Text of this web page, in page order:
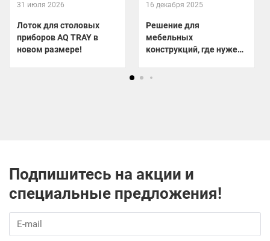
31 июля 2026
Лоток для столовых
приборов AQ TRAY в
новом размере!
16 декабря 2025
Решение для
мебельных
конструкций, где нужен
Подпишитесь на акции и
специальные предложения!